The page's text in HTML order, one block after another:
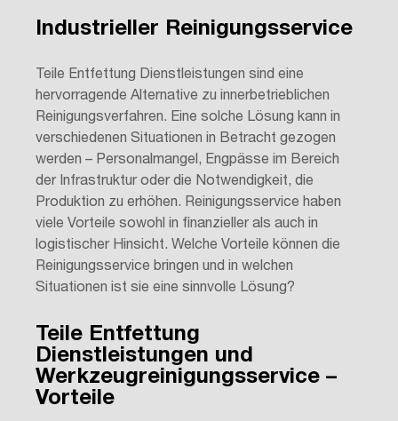
Industrieller Reinigungsservice
Teile Entfettung Dienstleistungen sind eine
hervorragende Alternative zu innerbetrieblichen
Reinigungsverfahren. Eine solche Lösung kann in
verschiedenen Situationen in Betracht gezogen
werden – Personalmangel, Engpässe im Bereich
der Infrastruktur oder die Notwendigkeit, die
Produktion zu erhöhen. Reinigungsservice haben
viele Vorteile sowohl in finanzieller als auch in
logistischer Hinsicht. Welche Vorteile können die
Reinigungsservice bringen und in welchen
Situationen ist sie eine sinnvolle Lösung?
Teile Entfettung
Dienstleistungen und
Werkzeugreinigungsservice –
Vorteile